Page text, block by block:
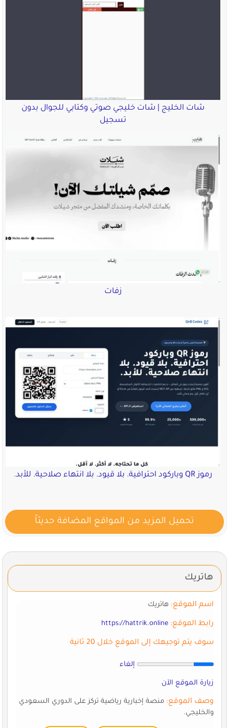
شات الخليج | شات خليجي صوتي وكتابي للجوال بدون
تسجيل
زفات
رموز QR وباركود احترافية. بلا قيود. بلا انتهاء صلاحية. للأبد.
تحميل المزيد من المواقع المضافة حديثاً
هاتريك
اسم الموقع:هاتريك
رابط الموقع: https://hattrik.online
سوف يتم توجيهك إلى الموقع خلال 20 ثانية
إلغاء
زيارة الموقع الآن
وصف الموقع:منصة إخبارية رياضية تركز على الدوري السعودي
والخليجي.